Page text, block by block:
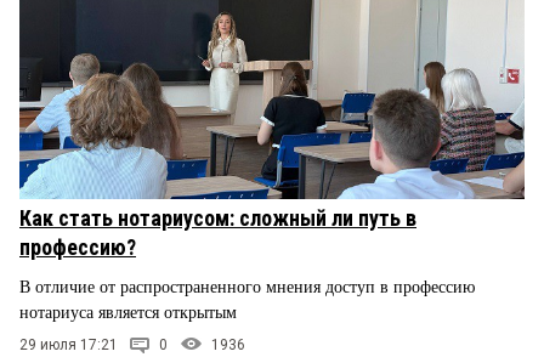
Как стать нотариусом: сложный ли путь в
профессию?
В отличие от распространенного мнения доступ в профессию
нотариуса является открытым
29 июля 17:21 0 1936